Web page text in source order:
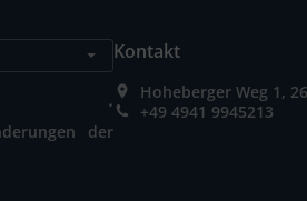
.
der
Kontakt
Hoheberger Weg 1,
+49 4941 9945213